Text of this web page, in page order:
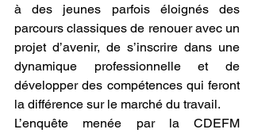
à des jeunes parfois éloignés des
parcours classiques de renouer avec un
projet d’avenir, de s’inscrire dans une
dynamique professionnelle et de
développer des compétences qui feront
la différence sur le marché du travail.
L’enquête menée par la CDEFM